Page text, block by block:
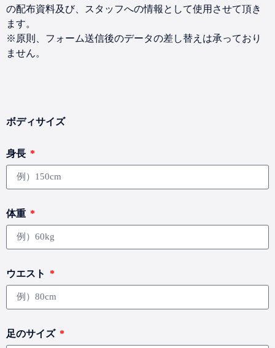
＜個人情報の扱いについて＞
■個人情報の利用目的とその用途
出場応募フォームにおいて、氏名・住所・電話番号・
スペシャル・ビューティー2024 in OSAKA出場に
資料送付などの情報提供を円滑に行うため
その他開催関連情報のご案内のため
どをご明記頂きますことをご了承下さい。
■第三者への情報提供について
して皆様の個人情報を開示、提供、販売することは原
則としていたしません。
の配布資料及び、スタッフへの情報として使用させて頂き
ます。
※原則、フォーム送信後のデータの差し替えは承っており
ません。
ボディサイズ
身長
体重
ウエスト
足のサイズ